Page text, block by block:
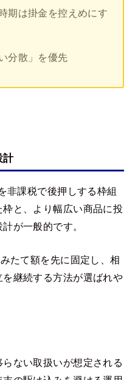
期は掛金を控えめにす
分散」を優先
計
非課税で後押しする枠組
と、より幅広い商品に投
が一般的です。
たて額を先に固定し、相
継続する方法が選ばれや
ない取扱いが想定される